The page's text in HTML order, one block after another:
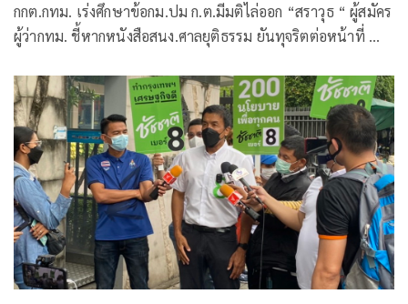
กกต.กทม. เร่งศึกษาข้อกม.ปม ก.ต.มีมติไล่ออก “สราวุธ “ ผู้สมัคร
ผู้ว่ากทม. ชี้หากหนังสือสนง.ศาลยุติธรรม ยันทุจริตต่อหน้าที่ ทำ
ว่ากทม.-ส.ก. เตรียมลุ้นกกต.กลางวินิจฉัยได้ไปต่อหรือพอแค่นี้